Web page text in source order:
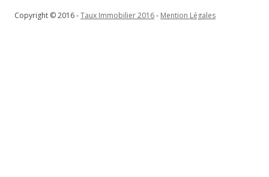
Copyright © 2016 -Taux Immobilier 2016- Mention Légales